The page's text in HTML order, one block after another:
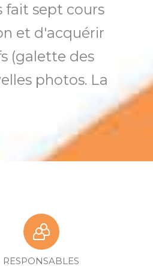
fait sept cours
et d'acquérir
(galette des
photos. La
RESPONSABLES